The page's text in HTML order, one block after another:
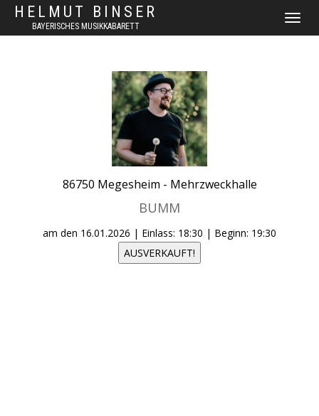
HELMUT BINSER
BAYERISCHES MUSIKKABARETT
86750 Megesheim - Mehrzweckhalle
BUMM
am den 16.01.2026 | Einlass: 18:30 | Beginn: 19:30
AUSVERKAUFT!